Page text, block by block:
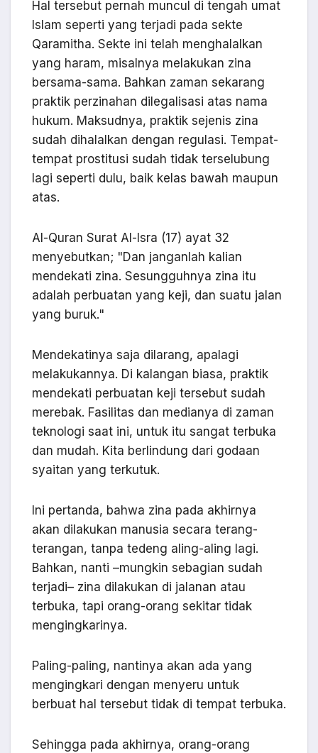
Hal tersebut pernah muncul di tengah umat
Islam seperti yang terjadi pada sekte
Qaramitha. Sekte ini telah menghalalkan
yang haram, misalnya melakukan zina
bersama-sama. Bahkan zaman sekarang
praktik perzinahan dilegalisasi atas nama
hukum. Maksudnya, praktik sejenis zina
sudah dihalalkan dengan regulasi. Tempat-
tempat prostitusi sudah tidak terselubung
lagi seperti dulu, baik kelas bawah maupun
atas.
Al-Quran Surat Al-Isra (17) ayat 32
menyebutkan; "Dan janganlah kalian
mendekati zina. Sesungguhnya zina itu
adalah perbuatan yang keji, dan suatu jalan
yang buruk."
Mendekatinya saja dilarang, apalagi
melakukannya. Di kalangan biasa, praktik
mendekati perbuatan keji tersebut sudah
merebak. Fasilitas dan medianya di zaman
teknologi saat ini, untuk itu sangat terbuka
dan mudah. Kita berlindung dari godaan
syaitan yang terkutuk.
Ini pertanda, bahwa zina pada akhirnya
akan dilakukan manusia secara terang-
terangan, tanpa tedeng aling-aling lagi.
Bahkan, nanti –mungkin sebagian sudah
terjadi– zina dilakukan di jalanan atau
terbuka, tapi orang-orang sekitar tidak
mengingkarinya.
Paling-paling, nantinya akan ada yang
mengingkari dengan menyeru untuk
berbuat hal tersebut tidak di tempat terbuka.
Sehingga pada akhirnya, orang-orang